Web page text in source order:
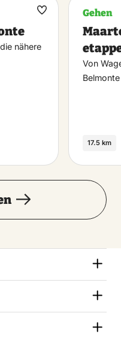
nähere
Maak
Gehen
Von
17.5 km